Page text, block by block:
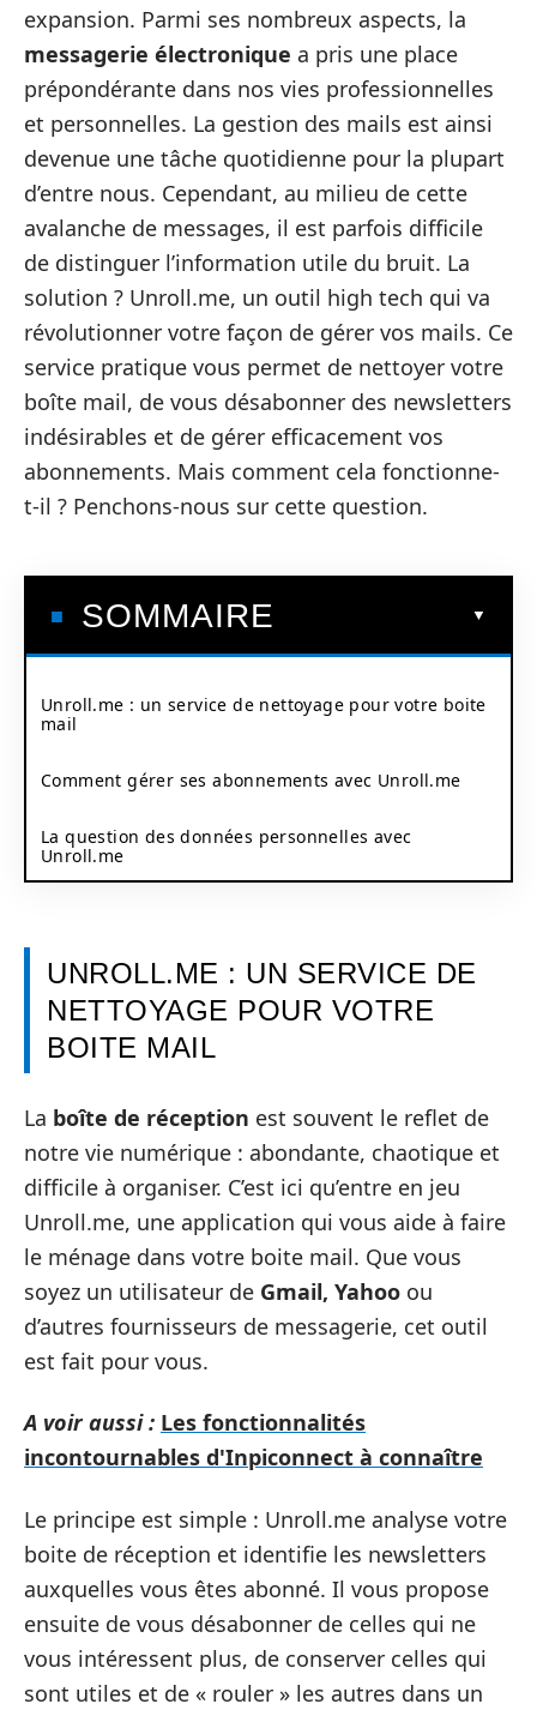
expansion. Parmi ses nombreux aspects, la
messagerie électronique a pris une place
prépondérante dans nos vies professionnelles
et personnelles. La gestion des mails est ainsi
devenue une tâche quotidienne pour la plupart
d’entre nous. Cependant, au milieu de cette
avalanche de messages, il est parfois difficile
de distinguer l’information utile du bruit. La
solution ? Unroll.me, un outil high tech qui va
révolutionner votre façon de gérer vos mails. Ce
service pratique vous permet de nettoyer votre
boîte mail, de vous désabonner des newsletters
indésirables et de gérer efficacement vos
abonnements. Mais comment cela fonctionne-
t-il ? Penchons-nous sur cette question.
SOMMAIRE
Unroll.me : un service de nettoyage pour votre boite
mail
Comment gérer ses abonnements avec Unroll.me
La question des données personnelles avec
Unroll.me
UNROLL.ME : UN SERVICE DE
NETTOYAGE POUR VOTRE
BOITE MAIL
La boîte de réception est souvent le reflet de
notre vie numérique : abondante, chaotique et
difficile à organiser. C’est ici qu’entre en jeu
Unroll.me, une application qui vous aide à faire
le ménage dans votre boite mail. Que vous
soyez un utilisateur de Gmail, Yahoo ou
d’autres fournisseurs de messagerie, cet outil
est fait pour vous.
A voir aussi : Les fonctionnalités
incontournables d'Inpiconnect à connaître
Le principe est simple : Unroll.me analyse votre
boite de réception et identifie les newsletters
auxquelles vous êtes abonné. Il vous propose
ensuite de vous désabonner de celles qui ne
vous intéressent plus, de conserver celles qui
sont utiles et de « rouler » les autres dans un